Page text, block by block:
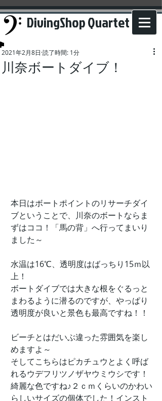
DivingShop Quartet
川奈ボートダイブ！
2021年2月8日 読了時間: 1分
本日はボートポイントのリサーチダイ
ブということで、川奈のボートならま
ずはココ！「馬の背」へ行ってまいり
ました～
水温は16℃、透明度はばっちり15ｍ以
上！
ボートダイブでは大きな根をぐるっと
まわるように潜るのですが、やっぱり
透明度が良いと景色も最高ですね！！
ビーチとはだいぶ違った雰囲気を楽し
めますよ～
そしてこちらはピカチュウとよく呼ば
れるウデフリツノザヤウミウシです！
綺麗な色ですね♪２ｃｍくらいのかわい
らしいサイズの個体でした！インスト